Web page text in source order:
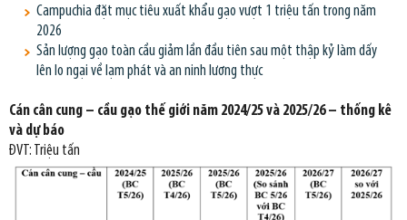
Campuchia đặt mục tiêu xuất khẩu gạo vượt 1 triệu tấn trong năm
2026
Sản lượng gạo toàn cầu giảm lần đầu tiên sau một thập kỷ làm dấy
lên lo ngại về lạm phát và an ninh lương thực
Cán cân cung – cầu gạo thế giới năm 2024/25 và 2025/26 – thống kê
và dự báo
ĐVT: Triệu tấn